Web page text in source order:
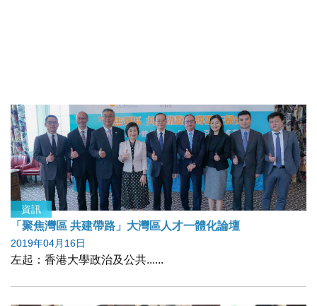
資訊
「聚焦灣區 共建帶路」大灣區人才一體化論壇
2019年04月16日
左起：香港大學政治及公共......